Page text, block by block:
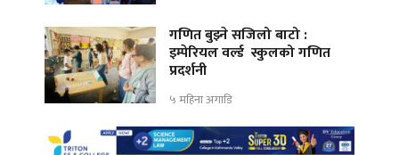
गणित बुझ्ने सजिलो बाटो :
इम्पेरियल वर्ल्ड स्कुलको गणित
प्रदर्शनी
५ महिना अगाडि